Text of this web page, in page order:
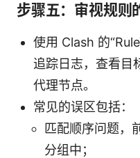
步骤五：审视规则
使用 Clash 的
追踪日志，查看目
代理节点。
常见的误区包括：
匹配顺序问题，
分组中；